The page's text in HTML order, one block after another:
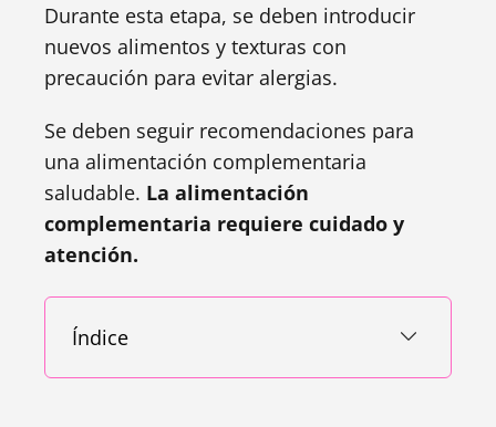
Durante esta etapa, se deben introducir
nuevos alimentos y texturas con
precaución para evitar alergias.
Se deben seguir recomendaciones para
una alimentación complementaria
saludable. La alimentación
complementaria requiere cuidado y
atención.
Índice